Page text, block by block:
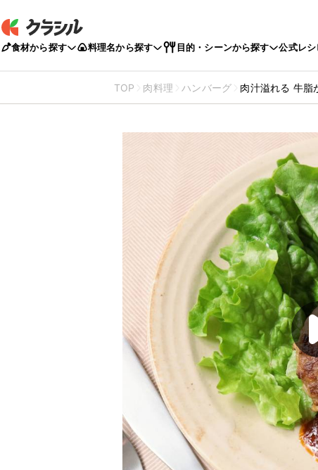
食材から探す 料理名から探す 目的・シーンから探す 公式レシ
TOP 肉料理 ハンバーグ 肉汁溢れる 牛脂